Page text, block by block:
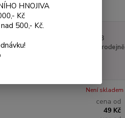
42-3
Cena na prodejně
cena od
49 Kč
Není skladem
HNOJIVA
Kč
500,- Kč.